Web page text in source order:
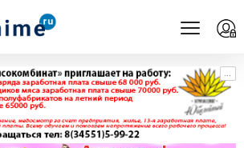
...
...